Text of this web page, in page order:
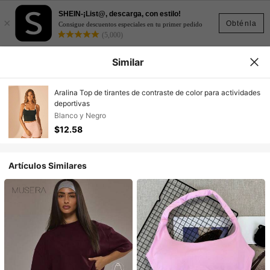
Obténla
×
SHEIN-¡List@, descarga, con estilo!
Consigue descuentos especiales en tu primer pedido
(5,000)
Similar
Aralina Top de tirantes de contraste de color para actividades
deportivas
Blanco y Negro
$12.58
Artículos Similares